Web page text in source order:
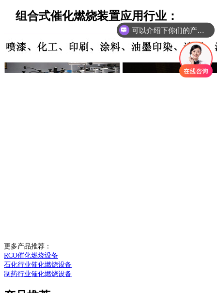
组合式催化燃烧装置应用行业：
更多产品推荐：
RCO催化燃烧设备
石化行业催化燃烧设备
制药行业催化燃烧设备
可以介绍下你们的产品么